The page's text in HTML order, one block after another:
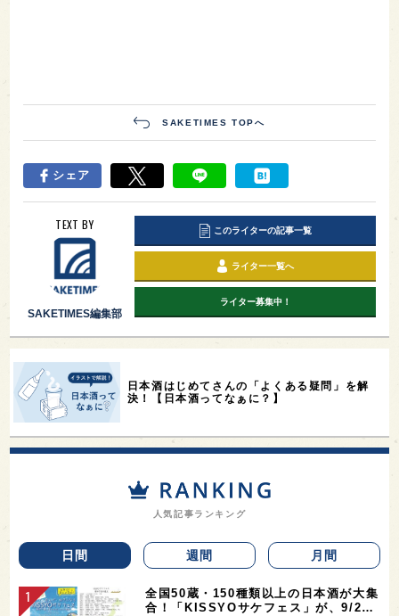
SAKETIMES TOPへ
シェア
TEXT BY
SAKETIMES編集部
このライターの記事一覧
ライター一覧へ
ライター募集中！
日本酒はじめてさんの「よくある疑問」を解
決！【日本酒ってなぁに？】
人気記事ランキング
日間 週間 月間
全国50蔵・150種類以上の日本酒が大集
合！「KISSYOサケフェス」が、9/2…